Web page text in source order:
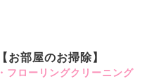
【お部屋のお掃除】
・フローリングクリーニング